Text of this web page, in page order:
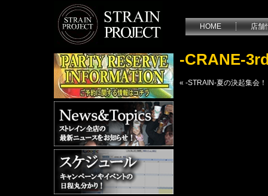
HOME 店舗
-CRANE-
« -STRAIN-夏の決起集会！